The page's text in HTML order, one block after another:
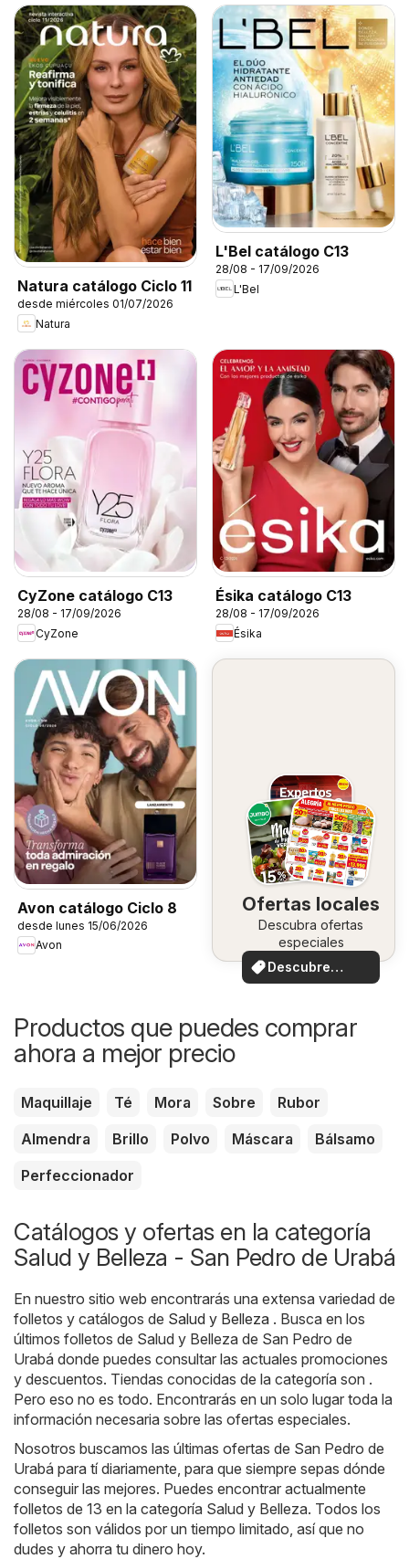
Natura catálogo Ciclo 11
desde miércoles 01/07/2026
Natura
L'Bel catálogo C13
28/08 - 17/09/2026
L'Bel
CyZone catálogo C13
28/08 - 17/09/2026
CyZone
Ésika catálogo C13
28/08 - 17/09/2026
Ésika
Avon catálogo Ciclo 8
desde lunes 15/06/2026
Avon
Ofertas locales
Descubra ofertas
especiales
Descubre
ofertas
Productos que puedes comprar
ahora a mejor precio
Maquillaje Té Mora Sobre
Rubor
Almendra
Brillo Polvo Máscara
Bálsamo
Perfeccionador
Catálogos y ofertas en la categoría
Salud y Belleza - San Pedro de Urabá
En nuestro sitio web encontrarás una extensa variedad de
folletos y catálogos de Salud y Belleza . Busca en los
últimos folletos de Salud y Belleza de San Pedro de
Urabá donde puedes consultar las actuales promociones
y descuentos. Tiendas conocidas de la categoría son .
Pero eso no es todo. Encontrarás en un solo lugar toda la
información necesaria sobre las ofertas especiales.
Nosotros buscamos las últimas ofertas de San Pedro de
Urabá para tí diariamente, para que siempre sepas dónde
conseguir las mejores. Puedes encontrar actualmente
folletos de 13 en la categoría Salud y Belleza. Todos los
folletos son válidos por un tiempo limitado, así que no
dudes y ahorra tu dinero hoy.